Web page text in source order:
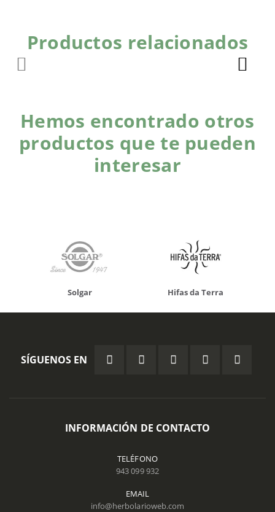
Productos relacionados
Hemos encontrado otros
productos que te pueden
interesar
Solgar Hifas da Terra
SÍGUENOS EN
INFORMACIÓN DE CONTACTO
TELÉFONO
943 099 932
EMAIL
info@herbolarioweb.com